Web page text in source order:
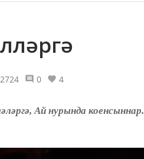
2724 0 4
Ай нурында коенсыннар.